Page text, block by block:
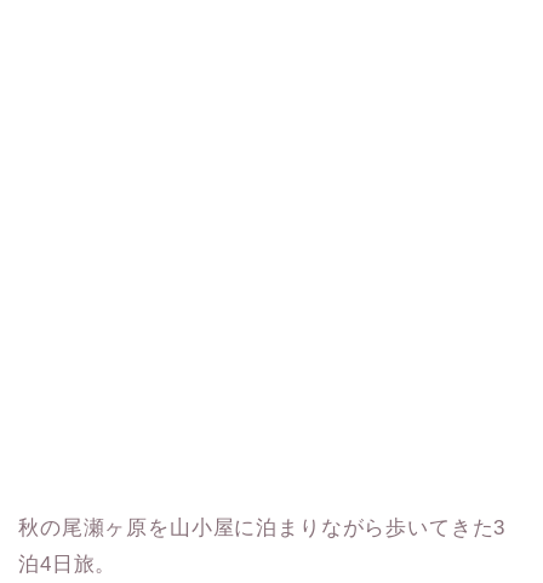
秋の尾瀬ヶ原を山小屋に泊まりながら歩いてきた3
泊4日旅。